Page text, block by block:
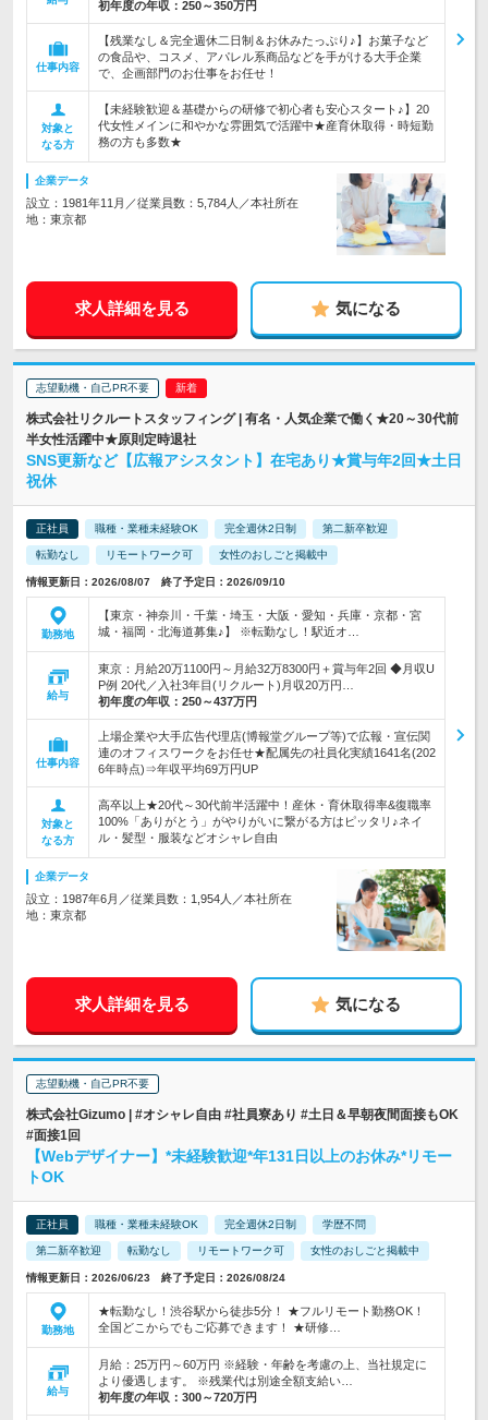
初年度の年収： 250～350万円
仕事内容
【残業なし＆完全週休二日制＆お休みたっぷり♪】お菓子など
の食品や、コスメ、アパレル系商品などを手がける大手企業
で、企画部門のお仕事をお任せ！
対象と
なる方
【未経験歓迎＆基礎からの研修で初心者も安心スタート♪】20
代女性メインに和やかな雰囲気で活躍中★産育休取得・時短勤
務の方も多数★
企業データ
設立：1981年11月／従業員数：5,784人／本社所在
地：東京都
求人詳細を見る 気になる
志望動機・自己PR不要
株式会社リクルートスタッフィング | 有名・人気企業で働く★20～30代前
半女性活躍中★原則定時退社
SNS更新など【広報アシスタント】在宅あり★賞与年2回★土日
祝休
正社員 職種・業種未経験OK 完全週休2日制 第二新卒歓迎
転勤なし リモートワーク可 女性のおしごと掲載中
情報更新日：2026/08/07 終了予定日：2026/09/10
勤務地
【東京・神奈川・千葉・埼玉・大阪・愛知・兵庫・京都・宮
城・福岡・北海道募集♪】 ※転勤なし！駅近オ…
給与
東京：月給20万1100円～月給32万8300円＋賞与年2回 ◆月収U
P例 20代／入社3年目(リクルート)月収20万円…
初年度の年収： 250～437万円
仕事内容
上場企業や大手広告代理店(博報堂グループ等)で広報・宣伝関
連のオフィスワークをお任せ★配属先の社員化実績1641名(202
6年時点)⇒年収平均69万円UP
対象と
なる方
高卒以上★20代～30代前半活躍中！産休・育休取得率&復職率
100%「ありがとう」がやりがいに繋がる方はピッタリ♪ネイ
ル・髪型・服装などオシャレ自由
企業データ
設立：1987年6月／従業員数：1,954人／本社所在
地：東京都
求人詳細を見る 気になる
志望動機・自己PR不要
株式会社Gizumo | #オシャレ自由 #社員寮あり #土日＆早朝夜間面接もOK
#面接1回
【Webデザイナー】*未経験歓迎*年131日以上のお休み*リモー
トOK
正社員 職種・業種未経験OK 完全週休2日制 学歴不問
第二新卒歓迎 転勤なし リモートワーク可 女性のおしごと掲載中
情報更新日：2026/06/23 終了予定日：2026/08/24
勤務地
★転勤なし！渋谷駅から徒歩5分！ ★フルリモート勤務OK！
全国どこからでもご応募できます！ ★研修…
給与
月給：25万円～60万円 ※経験・年齢を考慮の上、当社規定に
より優遇します。 ※残業代は別途全額支給い…
初年度の年収： 300～720万円